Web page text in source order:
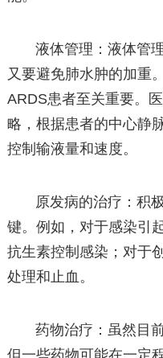
液体管理：液体管
又要避免肺水肿的加重
ARDS患者至关重要。
略，根据患者的中心静
控制输液量和速度。
原发病的治疗：积
键。例如，对于感染引
抗生素控制感染；对于
处理和止血。
药物治疗：虽然目